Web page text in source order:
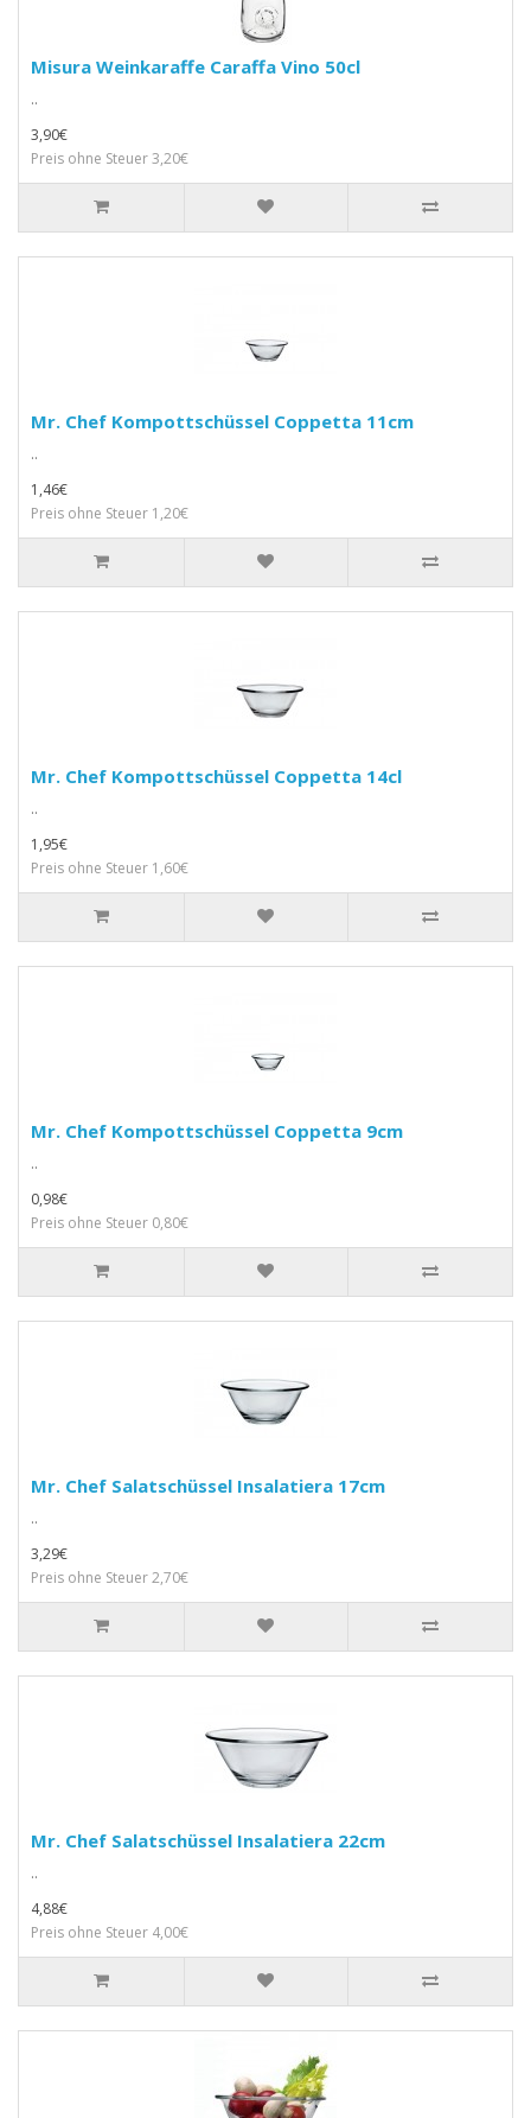
Misura Weinkaraffe Caraffa Vino 50cl
..
3,90€
Preis ohne Steuer 3,20€
Mr. Chef Kompottschüssel Coppetta 11cm
..
1,46€
Preis ohne Steuer 1,20€
Mr. Chef Kompottschüssel Coppetta 14cl
..
1,95€
Preis ohne Steuer 1,60€
Mr. Chef Kompottschüssel Coppetta 9cm
..
0,98€
Preis ohne Steuer 0,80€
Mr. Chef Salatschüssel Insalatiera 17cm
..
3,29€
Preis ohne Steuer 2,70€
Mr. Chef Salatschüssel Insalatiera 22cm
..
4,88€
Preis ohne Steuer 4,00€